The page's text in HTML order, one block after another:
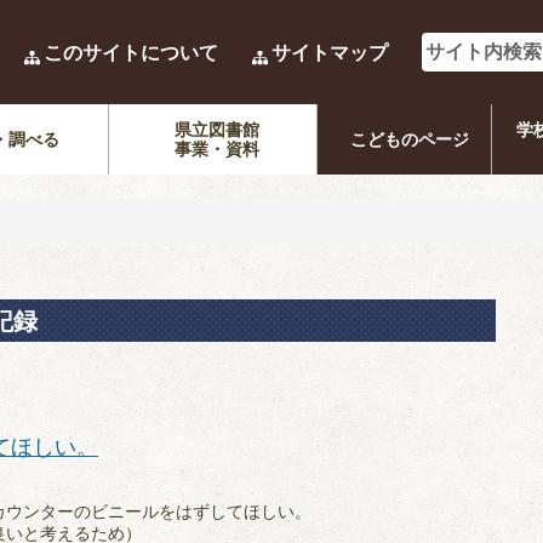
このサイトについて サイトマップ
調べる
県立図書館
事業・資料
こどものページ 学
録
しい。
ンターのビニールをはずしてほしい。
と考えるため）